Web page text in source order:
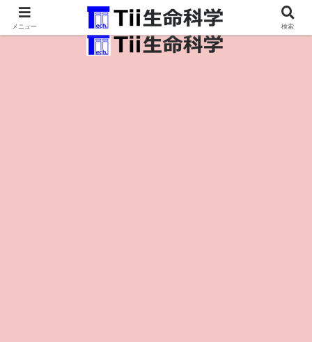
医療保健・生命・生物の情報インフラ。
メニュー 検索